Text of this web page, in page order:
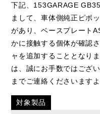
下記、153GARAGE
まして、車体側純正ピボ
があり、ベースプレート
かに接触する個体が確認
ャを追加することとなり
は、誠にお手数ではござ
までご連絡くださいます
対象製品